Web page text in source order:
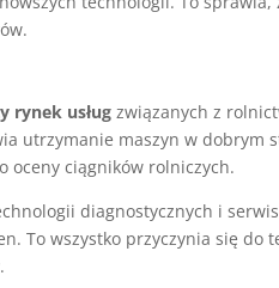
rynek usług związanych z
utrzymanie maszyn w dobrym
oceny ciągników rolniczych.
diagnostycznych i
To wszystko przyczynia się do